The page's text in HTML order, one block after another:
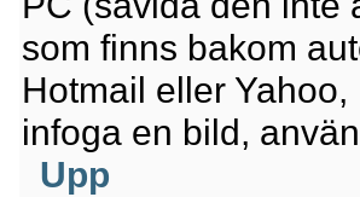
som finns bakom
Hotmail eller
infoga en bild,
Upp